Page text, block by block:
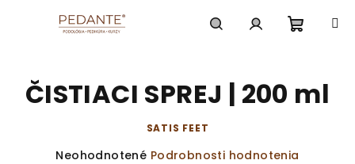
košík
ČISTIACI SPREJ | 200 ml
SATIS FEET
Priemerné
Neohodnotené Podrobnosti hodnotenia